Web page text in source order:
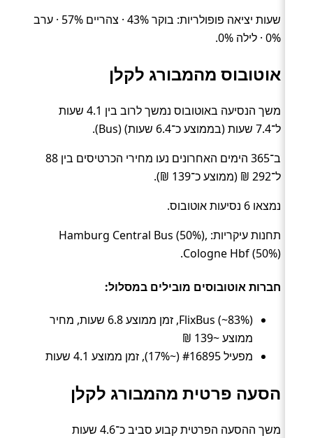
שעות יציאה פופולריות: בוקר 43% · צהריים 57% · ערב
0% · לילה 0%.
אוטובוס מהמבורג לקלן
משך הנסיעה באוטובוס נמשך לרוב בין 4.1 שעות
ל־7.4 שעות (בממוצע כ־6.4 שעות) (Bus).
ב־365 הימים האחרונים נעו מחירי הכרטיסים בין 88
ל־292 ₪ (ממוצע כ־139 ₪).
נמצאו 6 נסיעות אוטובוס.
תחנות עיקריות: Hamburg Central Bus (50%),
Cologne Hbf (50%).
חברות אוטובוסים מובילים במסלול:
FlixBus (~83%), זמן ממוצע 6.8 שעות, מחיר
ממוצע ~139 ₪
מפעיל #16895 (~17%), זמן ממוצע 4.1 שעות
הסעה פרטית מהמבורג לקלן
משך ההסעה הפרטית קבוע סביב כ־4.6 שעות